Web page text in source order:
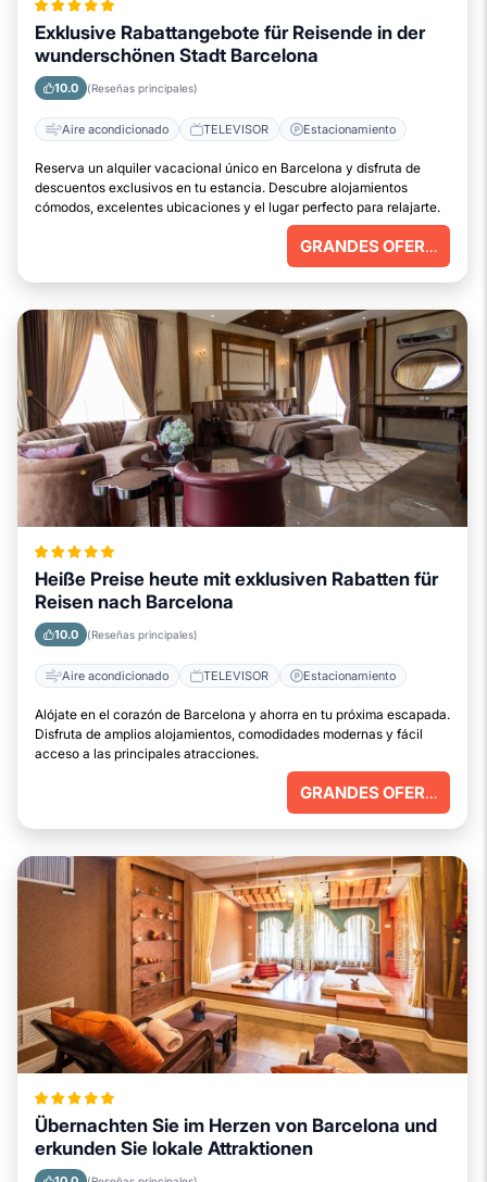
Exklusive Rabattangebote für Reisende in der
wunderschönen Stadt Barcelona
10.0 (Reseñas principales)
Aire acondicionado TELEVISOR Estacionamiento
Reserva un alquiler vacacional único en Barcelona y disfruta de
descuentos exclusivos en tu estancia. Descubre alojamientos
cómodos, excelentes ubicaciones y el lugar perfecto para relajarte.
GRANDES OFERTAS
Heiße Preise heute mit exklusiven Rabatten für
Reisen nach Barcelona
10.0 (Reseñas principales)
Aire acondicionado TELEVISOR Estacionamiento
Alójate en el corazón de Barcelona y ahorra en tu próxima escapada.
Disfruta de amplios alojamientos, comodidades modernas y fácil
acceso a las principales atracciones.
GRANDES OFERTAS
Übernachten Sie im Herzen von Barcelona und
erkunden Sie lokale Attraktionen